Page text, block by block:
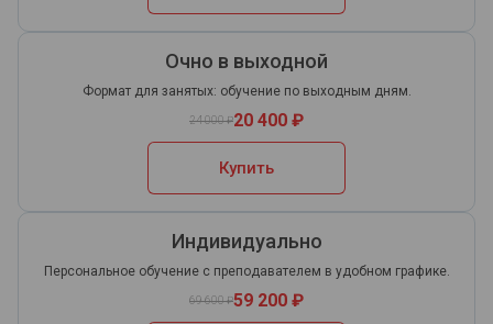
Очно в выходной
Формат для занятых: обучение по выходным дням.
24 000 ₽20 400 ₽
Купить
Индивидуально
Персональное обучение с преподавателем в удобном графике.
69 600 ₽59 200 ₽